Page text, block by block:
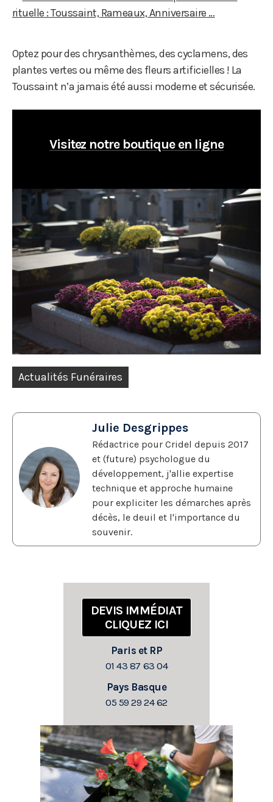
rituelle : Toussaint, Rameaux, Anniversaire …
Optez pour des chrysanthèmes, des cyclamens, des
plantes vertes ou même des fleurs artificielles ! La
Toussaint n’a jamais été aussi moderne et sécurisée.
Visitez notre boutique en ligne
Actualités Funéraires
Julie Desgrippes
Rédactrice pour Cridel depuis 2017
et (future) psychologue du
développement, j'allie expertise
technique et approche humaine
pour expliciter les démarches après
décès, le deuil et l'importance du
souvenir.
DEVIS IMMÉDIAT
CLIQUEZ ICI
Paris et RP
01 43 87 63 04
Pays Basque
05 59 29 24 62